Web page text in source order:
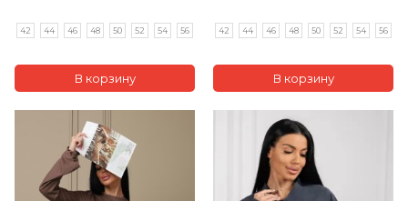
42 44 46 48 50 52 54 56 42 44 46 48 50 52 54 56